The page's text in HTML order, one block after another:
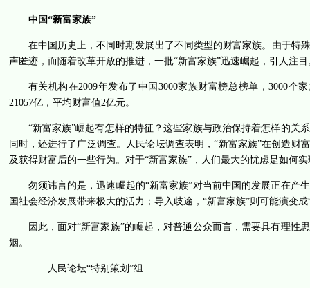
中国“新富家族”
在中国历史上，不同时期发展出了不同类型的财富家族。由于特
声匿迹，而随着改革开放的推进，一批“新富家族”迅速崛起，引人注目
有关机构在2009年发布了中国3000家族财富榜总榜单，3000个
21057亿，平均财富值2亿元。
“新富家族”崛起有怎样的特征？这些家族与政治保持着怎样的关
同时，还进行了广泛调查。人民论坛调查表明，“新富家族”在创造
及获得财富后的一些行为。对于“新富家族”，人们最大的忧虑是如何
勿须讳言的是，迅速崛起的“新富家族”对当前中国的发展正在产
国社会经济发展带来极大的活力；导入歧途，“新富家族”则可能演变
因此，面对“新富家族”的崛起，对普通公众而言，需要具有理
姻。
——人民论坛“特别策划”组